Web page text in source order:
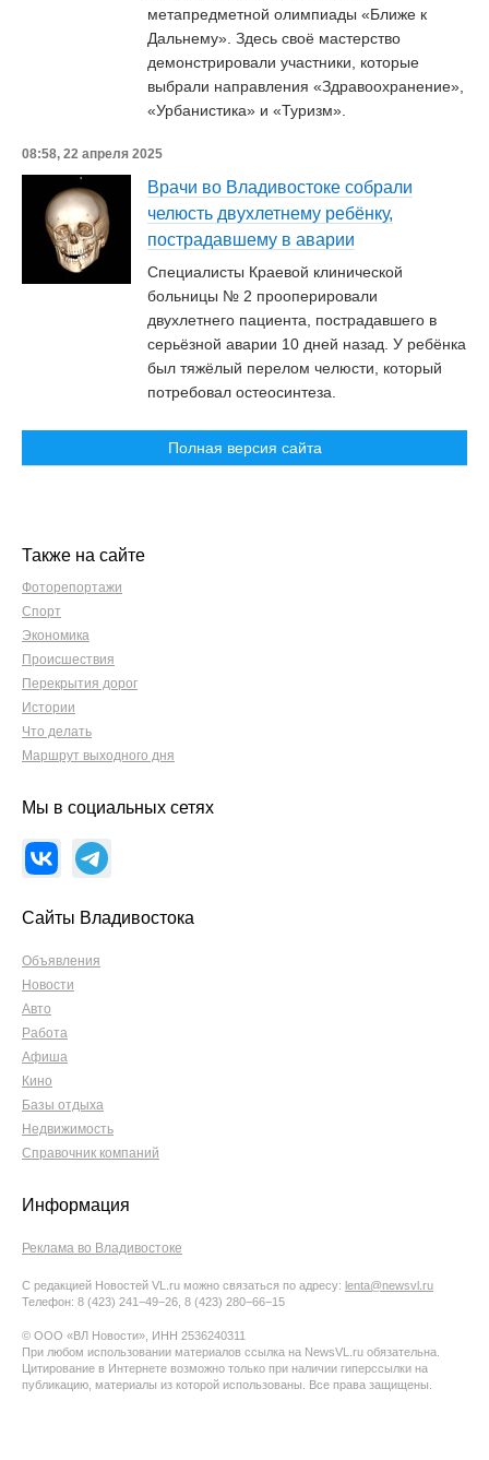
метапредметной олимпиады «Ближе к
Дальнему». Здесь своё мастерство
демонстрировали участники, которые
выбрали направления «Здравоохранение»,
«Урбанистика» и «Туризм».
08:58, 22 апреля 2025
Врачи во Владивостоке собрали
челюсть двухлетнему ребёнку,
пострадавшему в аварии
Специалисты Краевой клинической
больницы № 2 прооперировали
двухлетнего пациента, пострадавшего в
серьёзной аварии 10 дней назад. У ребёнка
был тяжёлый перелом челюсти, который
потребовал остеосинтеза.
Полная версия сайта
Также на сайте
Фоторепортажи
Спорт
Экономика
Происшествия
Перекрытия дорог
Истории
Что делать
Маршрут выходного дня
Мы в социальных сетях
Сайты Владивостока
Объявления
Новости
Авто
Работа
Афиша
Кино
Базы отдыха
Недвижимость
Справочник компаний
Информация
Реклама во Владивостоке
С редакцией Новостей VL.ru можно связаться по адресу: lenta@newsvl.ru
Телефон: 8 (423) 241−49−26, 8 (423) 280−66−15
© ООО «ВЛ Новости», ИНН 2536240311
При любом использовании материалов ссылка на NewsVL.ru обязательна.
Цитирование в Интернете возможно только при наличии гиперссылки на
публикацию, материалы из которой использованы. Все права защищены.